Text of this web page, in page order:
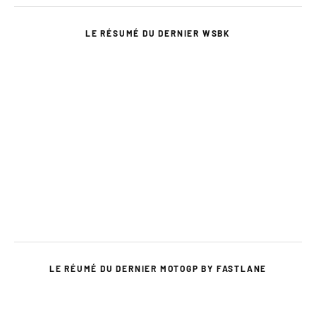
LE RÉSUMÉ DU DERNIER WSBK
LE RÉUMÉ DU DERNIER MOTOGP BY FASTLANE